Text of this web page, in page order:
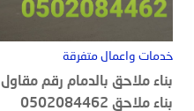
خدمات واعمال متفرقة
بناء ملاحق بالدمام رقم مقاول
بناء ملاحق 0502084462